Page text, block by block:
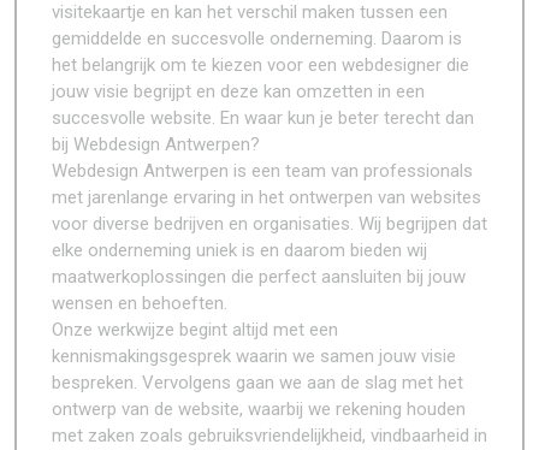
visitekaartje en kan het verschil maken tussen een
gemiddelde en succesvolle onderneming. Daarom is
het belangrijk om te kiezen voor een webdesigner die
jouw visie begrijpt en deze kan omzetten in een
succesvolle website. En waar kun je beter terecht dan
bij Webdesign Antwerpen?
Webdesign Antwerpen is een team van professionals
met jarenlange ervaring in het ontwerpen van websites
voor diverse bedrijven en organisaties. Wij begrijpen dat
elke onderneming uniek is en daarom bieden wij
maatwerkoplossingen die perfect aansluiten bij jouw
wensen en behoeften.
Onze werkwijze begint altijd met een
kennismakingsgesprek waarin we samen jouw visie
bespreken. Vervolgens gaan we aan de slag met het
ontwerp van de website, waarbij we rekening houden
met zaken zoals gebruiksvriendelijkheid, vindbaarheid in